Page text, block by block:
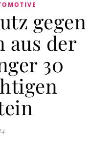
gegen
aus der
30